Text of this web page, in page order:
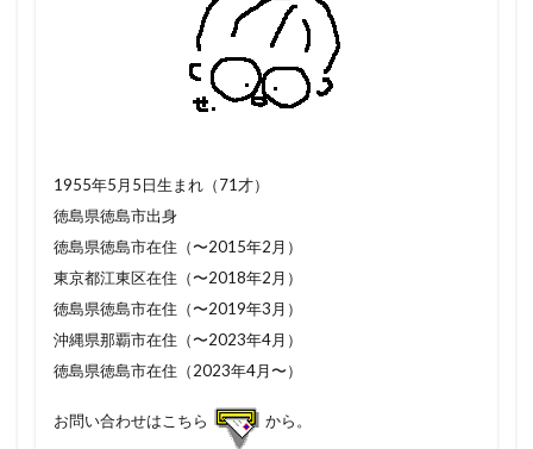
1955年5月5日生まれ（71才）
徳島県徳島市出身
徳島県徳島市在住（〜2015年2月）
東京都江東区在住（〜2018年2月）
徳島県徳島市在住（〜2019年3月）
沖縄県那覇市在住（〜2023年4月）
徳島県徳島市在住（2023年4月〜）
お問い合わせはこちら から。